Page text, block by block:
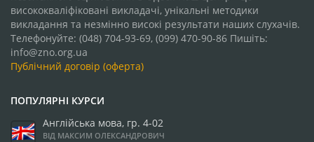
висококваліфіковані викладачі, унікальні методики
викладання та незмінно високі результати наших слухачів.
Телефонуйте: (048) 704-93-69, (099) 470-90-86 Пишіть:
info@zno.org.ua
Публічний договір (оферта)
ПОПУЛЯРНІ КУРСИ
Англійська мова, гр. 4-02
ВІД МАКСИМ ОЛЕКСАНДРОВИЧ